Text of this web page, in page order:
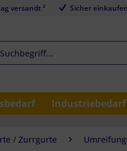
versandt ² Sicher
Industriebedarf
/ Zurrgurte